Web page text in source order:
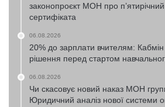
законопроєкт МОН про п’ятирічний
сертифіката
06.08.2026
20% до зарплати вчителям:
рішення перед стартом
06.08.2026
Чи скасовує новий наказ МОН
Юридичний аналіз нової системи